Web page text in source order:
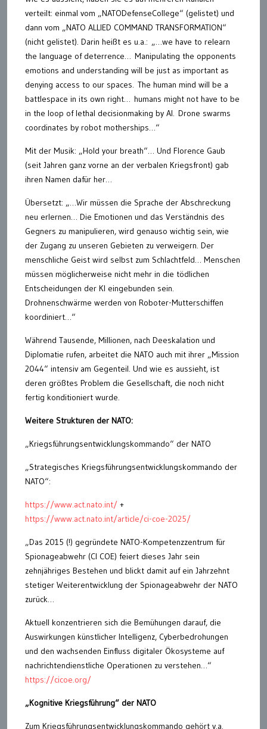
verteilt: einmal vom „NATODefenseCollege“ (gelistet) und
dann vom „NATO ALLIED COMMAND TRANSFORMATION“
(nicht gelistet). Darin heißt es u.a.: „…we have to relearn
the language of deterrence… Manipulating the opponents
emotions and understanding will be just as important as
denying access to our spaces. The human mind will be a
battlespace in its own right… humans might not have to be
in the loop of lethal decisionmaking by AI. Drone swarms
coordinates by robot motherships…“
Mit der Musik: „Hold your breath“… Und Florence Gaub
(seit Jahren ganz vorne an der verbalen Kriegsfront) gab
ihren Namen dafür her…
Übersetzt: „…Wir müssen die Sprache der Abschreckung
neu erlernen… Die Emotionen und das Verständnis des
Gegners zu manipulieren, wird genauso wichtig sein, wie
der Zugang zu unseren Gebieten zu verweigern. Der
menschliche Geist wird selbst zum Schlachtfeld… Menschen
müssen möglicherweise nicht mehr in die tödlichen
Entscheidungen der KI eingebunden sein.
Drohnenschwärme werden von Roboter-Mutterschiffen
koordiniert…“
Während Tausende, Millionen, nach Deeskalation und
Diplomatie rufen, arbeitet die NATO auch mit ihrer „Mission
2044“ intensiv am Gegenteil. Und wie es aussieht, ist
deren größtes Problem die Gesellschaft, die noch nicht
fertig konditioniert wurde.
Weitere Strukturen der NATO:
„Kriegsführungsentwicklungskommando“ der NATO
„Strategisches Kriegsführungsentwicklungskommando der
NATO“:
https://www.act.nato.int/ +
https://www.act.nato.int/article/ci-coe-2025/
„Das 2015 (!) gegründete NATO-Kompetenzzentrum für
Spionageabwehr (CI COE) feiert dieses Jahr sein
zehnjähriges Bestehen und blickt damit auf ein Jahrzehnt
stetiger Weiterentwicklung der Spionageabwehr der NATO
zurück…
Aktuell konzentrieren sich die Bemühungen darauf, die
Auswirkungen künstlicher Intelligenz, Cyberbedrohungen
und den wachsenden Einfluss digitaler Ökosysteme auf
nachrichtendienstliche Operationen zu verstehen…“
https://cicoe.org/
„Kognitive Kriegsführung“ der NATO
Zum Kriegsführungsentwicklungskommando gehört v.a.